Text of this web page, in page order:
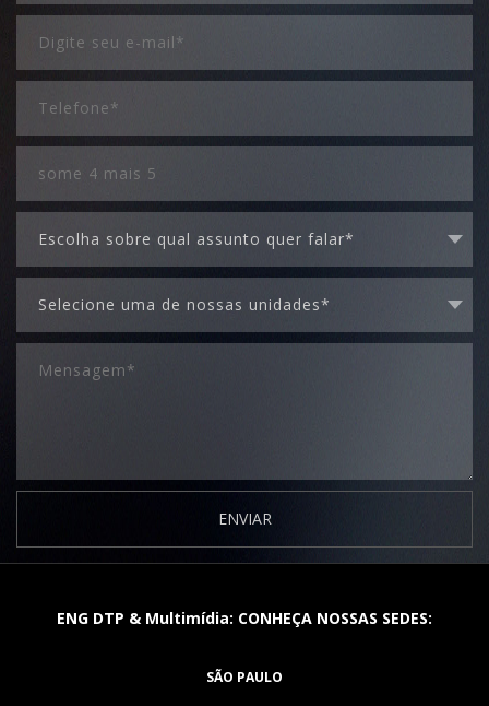
ENVIAR
ENG DTP & Multimídia: CONHEÇA NOSSAS SEDES:
SÃO PAULO